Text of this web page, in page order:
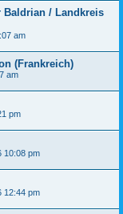
/ Landkreis
am
(Frankreich)
am
pm
10:08 pm
12:44 pm